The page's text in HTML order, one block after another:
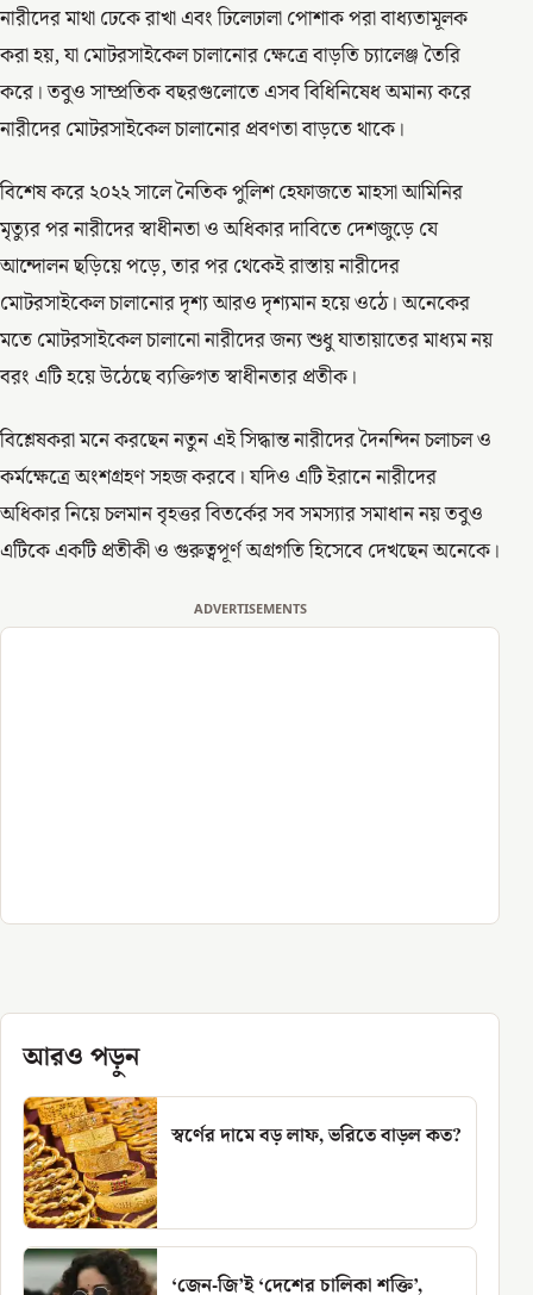
নারীদের মাথা ঢেকে রাখা এবং ঢিলেঢালা পোশাক পরা বাধ্যতামূলক
করা হয়, যা মোটরসাইকেল চালানোর ক্ষেত্রে বাড়তি চ্যালেঞ্জ তৈরি
করে। তবুও সাম্প্রতিক বছরগুলোতে এসব বিধিনিষেধ অমান্য করে
নারীদের মোটরসাইকেল চালানোর প্রবণতা বাড়তে থাকে।
বিশেষ করে ২০২২ সালে নৈতিক পুলিশ হেফাজতে মাহসা আমিনির
মৃত্যুর পর নারীদের স্বাধীনতা ও অধিকার দাবিতে দেশজুড়ে যে
আন্দোলন ছড়িয়ে পড়ে, তার পর থেকেই রাস্তায় নারীদের
মোটরসাইকেল চালানোর দৃশ্য আরও দৃশ্যমান হয়ে ওঠে। অনেকের
মতে মোটরসাইকেল চালানো নারীদের জন্য শুধু যাতায়াতের মাধ্যম নয়
বরং এটি হয়ে উঠেছে ব্যক্তিগত স্বাধীনতার প্রতীক।
বিশ্লেষকরা মনে করছেন নতুন এই সিদ্ধান্ত নারীদের দৈনন্দিন চলাচল ও
কর্মক্ষেত্রে অংশগ্রহণ সহজ করবে। যদিও এটি ইরানে নারীদের
অধিকার নিয়ে চলমান বৃহত্তর বিতর্কের সব সমস্যার সমাধান নয় তবুও
এটিকে একটি প্রতীকী ও গুরুত্বপূর্ণ অগ্রগতি হিসেবে দেখছেন অনেকে।
ADVERTISEMENTS
আরও পড়ুন
স্বর্ণের দামে বড় লাফ, ভরিতে বাড়ল কত?
‘জেন-জি’ই ‘দেশের চালিকা শক্তি’,